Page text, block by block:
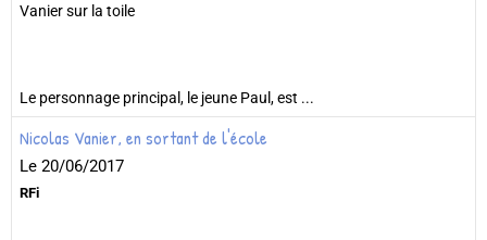
Vanier sur la toile
Le personnage principal, le jeune Paul, est ...
Nicolas Vanier, en sortant de l'école
Le 20/06/2017
RFi